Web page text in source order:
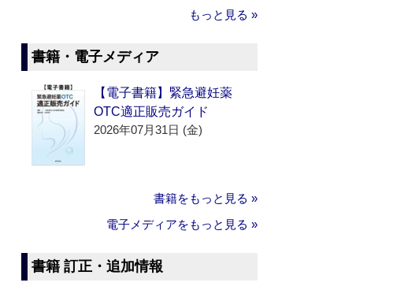
もっと見る »
書籍・電子メディア
【電子書籍】緊急避妊薬
OTC適正販売ガイド
2026年07月31日 (金)
書籍をもっと見る »
電子メディアをもっと見る »
書籍 訂正・追加情報